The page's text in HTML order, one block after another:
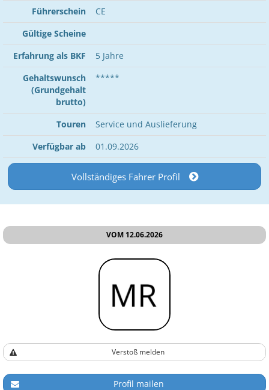
Führerschein
CE
Gültige Scheine
Erfahrung als BKF
5 Jahre
Gehaltswunsch
(Grundgehalt
brutto)
*****
Touren
Service und Auslieferung
Verfügbar ab
01.09.2026
Vollständiges Fahrer Profil
VOM 12.06.2026
Verstoß melden
Profil mailen